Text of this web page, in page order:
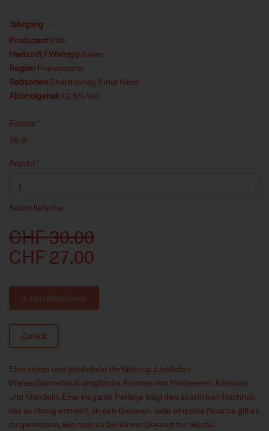
Jahrgang -
ProduzentVilla
Herkunft / WeintypItalien
RegionFranciacorta
RebsortenChardonnay, Pinot Nero
Alkoholgehalt12.5% Vol.
Format*
75 cl
Anzahl *
Sofort lieferbar
CHF 30.00
CHF 27.00
In den Warenkorb
Zurück
Eine süsse und prickelnde Verführung. Lieblicher
Wiesenblumenduft umgibt die Aromen von Himbeeren, Kirschen
und Mandeln. Eine elegante Perlage trägt den süsslichen Nachhall,
der an Honig erinnert, an den Gaumen. Jede einzelne Nuance gilt es
zu geniessen, wie man es bei einem Dessert tun würde.